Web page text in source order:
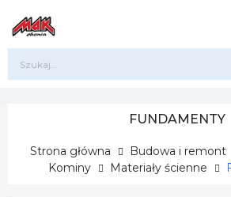
FUNDAMENTY
Strona główna Budowa i remont
Kominy
Materiały ścienne